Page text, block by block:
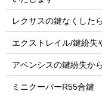
レクサスの鍵なくした
エクストレイル/鍵紛失
アベンシスの鍵紛失か
ミニクーパーR55合鍵